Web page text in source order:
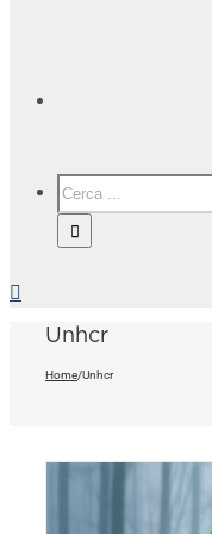
Unhcr
Home/Unhcr